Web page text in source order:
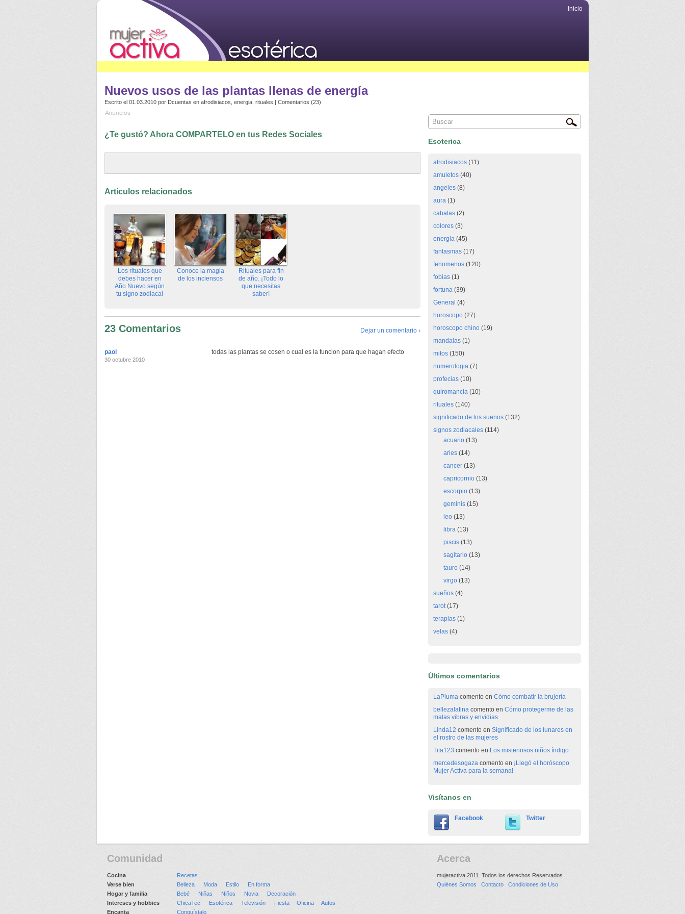
Inicio
Nuevos usos de las plantas llenas de energía
Escrito el 01.03.2010 por Dcuentas en afrodisiacos energia, rituales | Comentarios (23)
¿Te gustó? Ahora COMPARTELO en tus Redes Sociales
Artículos relacionados
Los rituales que
debes hacer en
Año Nuevo según
tu signo zodiacal
Conoce la magia
de los inciensos
Rituales para fin
de año. ¡Todo lo
que necesitas
saber!
23 Comentarios Dejar un comentario ›
paol
30 octubre 2010
todas las plantas se cosen o cual es la funcion para que hagan efecto
Esoterica
afrodisiacos(11)
amuletos(40)
angeles(8)
aura(1)
cabalas(2)
colores(3)
energia(45)
fantasmas(17)
fenomenos(120)
fobias(1)
fortuna(39)
General (4)
horoscopo(27)
horoscopo chino(19)
mandalas(1)
mitos(150)
numerologia(7)
profecias(10)
quiromancia(10)
rituales(140)
significado de los suenos(132)
signos zodiacales(114)
acuario(13)
aries(14)
cancer(13)
capricornio(13)
escorpio(13)
geminis(15)
leo(13)
libra(13)
piscis(13)
sagitario(13)
tauro(14)
virgo(13)
sueños(4)
tarot(17)
terapias(1)
velas(4)
Últimos comentarios
LaPlumacomento en Cómo combatir la brujería
bellezalatinacomento en Cómo protegerme de las
malas vibras y envidias
Linda12 comento en Significado de los lunares en
el rostro de las mujeres
Tita123 comento en Los misteriosos niños índigo
mercedesogazacomento en ¡Llegó el horóscopo
Mujer Activa para la semana!
Visítanos en
Facebook Twitter
Comunidad
Cocina
Recetas
Verse bien
Belleza Moda Estilo
En forma
Hogar y familia
Bebé Niñas Niños Novia
Decoración
Intereses y hobbies
ChicaTec Esotérica Televisión Fiesta Oficina
Autos
Encanta
Conquístalo
Acerca
mujeractiva 2011. Todos los derechos Reservados
Quiénes Somos
Contacto Condiciones de Uso